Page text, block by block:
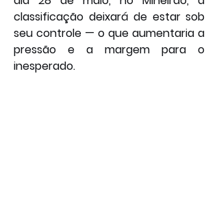
classificação deixará de estar sob
seu controle — o que aumentaria a
pressão e a margem para o
inesperado.